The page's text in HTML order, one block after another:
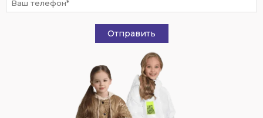
Отправить